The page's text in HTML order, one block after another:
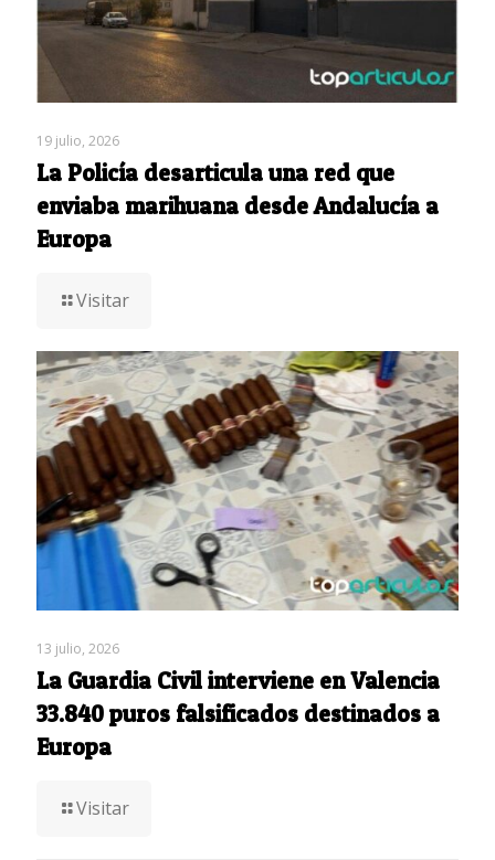
19 julio, 2026
La Policía desarticula una red que
enviaba marihuana desde Andalucía a
Europa
Visitar
13 julio, 2026
La Guardia Civil interviene en Valencia
33.840 puros falsificados destinados a
Europa
Visitar